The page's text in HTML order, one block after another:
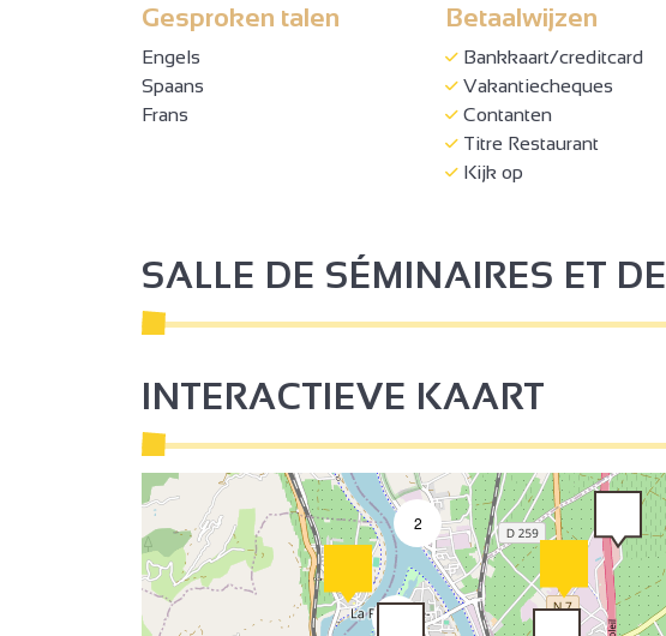
Gesproken talen
Engels
Spaans
Frans
Betaalwijzen
Bankkaart/creditcard
Vakantiecheques
Contanten
Titre Restaurant
Kijk op
SALLE DE SÉMINAIRES ET
INTERACTIEVE KAART
2
2
2
3